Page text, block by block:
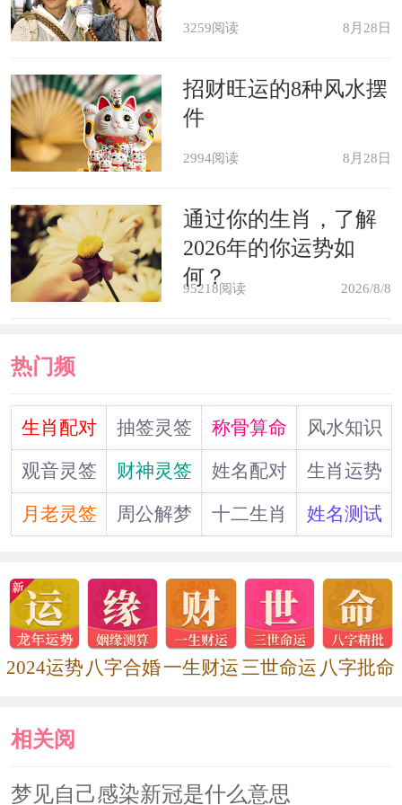
旅行者梦见头疼，会迷路，很难到
达目的地。
原版周公解梦
3259阅读 8月28日
招财旺运的8种风水摆
件
2994阅读 8月28日
通过你的生肖，了解
2026年的你运势如
何？
95218阅读 2026/8/8
热门频
道生肖配对 抽签灵签 称骨算命
风水知识
观音灵签
财神灵签 姓名配对
生肖运势
月老灵签
周公解梦 十二生肖 姓名测试
2024运势 八字合婚一生财运三世命运 八字批命
相关阅
读
梦见自己感染新冠是什么意思